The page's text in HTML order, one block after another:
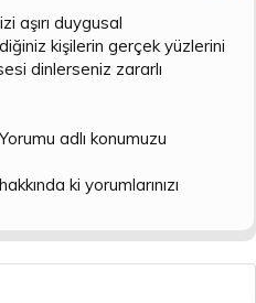
aşırı duygusal
kişilerin gerçek yüzlerini
dinlerseniz zararlı
adlı konumuzu
ki yorumlarınızı